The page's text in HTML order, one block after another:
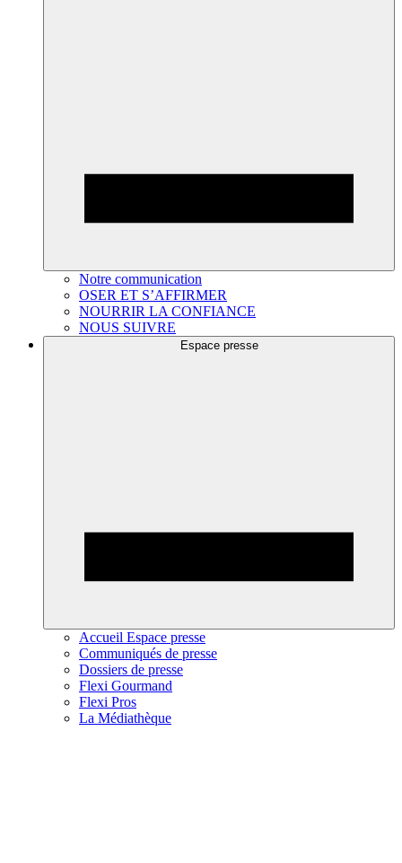
Notre communication
OSER ET S’AFFIRMER
NOURRIR LA CONFIANCE
NOUS SUIVRE
Espace presse
Accueil Espace presse
Communiqués de presse
Dossiers de presse
Flexi Gourmand
Flexi Pros
La Médiathèque